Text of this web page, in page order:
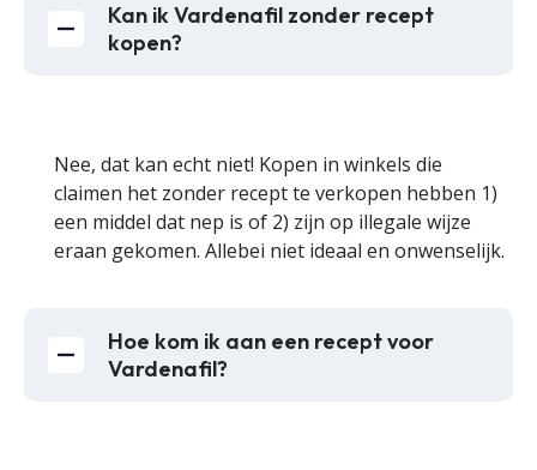
Kan ik Vardenafil zonder recept
kopen?
Nee, dat kan echt niet! Kopen in winkels die
claimen het zonder recept te verkopen hebben 1)
een middel dat nep is of 2) zijn op illegale wijze
eraan gekomen. Allebei niet ideaal en onwenselijk.
Hoe kom ik aan een recept voor
Vardenafil?